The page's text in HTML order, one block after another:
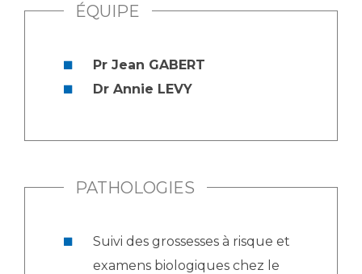
ÉQUIPE
Pr Jean GABERT
Dr Annie LEVY
PATHOLOGIES
Suivi des grossesses à risque et
examens biologiques chez le